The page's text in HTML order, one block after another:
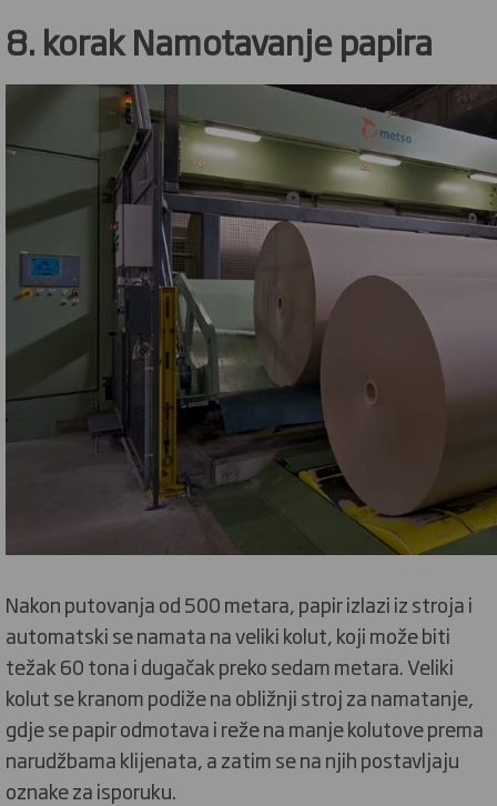
8. korak Namotavanje papira
Nakon putovanja od 500 metara, papir izlazi iz stroja i
automatski se namata na veliki kolut, koji može biti
težak 60 tona i dugačak preko sedam metara. Veliki
kolut se kranom podiže na obližnji stroj za namatanje,
gdje se papir odmotava i reže na manje kolutove prema
narudžbama klijenata, a zatim se na njih postavljaju
oznake za isporuku.